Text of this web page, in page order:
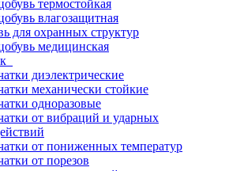
термостойкая
влагозащитная
для охранных структур
медицинская
диэлектрические
механически стойкие
одноразовые
от вибраций и ударных
от пониженных температур
от порезов